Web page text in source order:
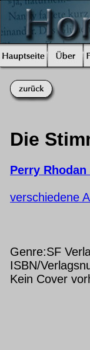
Die
Perry Rhodan
verschiedene
Genre:SF
ISBN/
Kein Cover